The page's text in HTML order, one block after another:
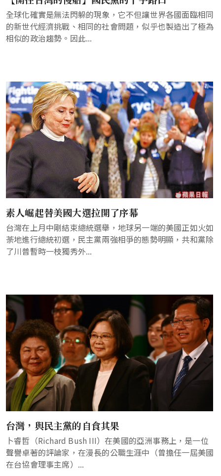
全球化確實是無法閃躲的現象，它不但讓世界各國面臨相同
的新世代經濟挑戰、相同的社會問題，似乎也製造出了極為
相似的政治趨勢。因此...
素人崛起替美國大選拉開了序幕
台灣在上月中剛結束總統選舉，地球另一端的美國正如火如
荼地進行總統初選，民主黨兩強相爭的態勢明顯，共和黨除
了川普暫時一枝獨秀外...
台灣，與民主黨的自食其果
卜睿哲（Richard Bush III）在美國的亞洲事務上，是一位
聲譽卓著的評論家，在漫長的公職生涯中（曾擔任一屆美國
在台協會理事主席）...